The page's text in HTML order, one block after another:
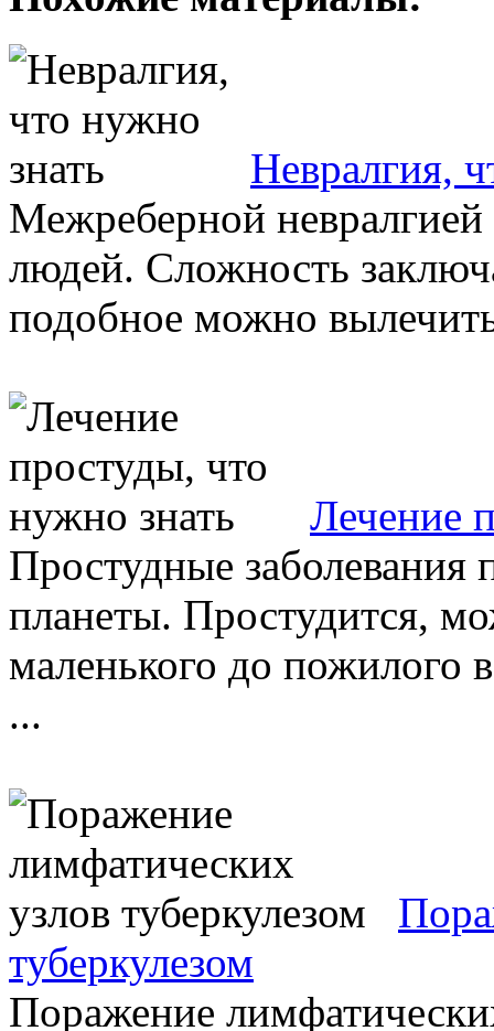
Невралгия,
Межреберной невралгией
людей. Сложность
подобное можно
Лечение
Простудные заболевания
планеты. Простудится,
маленького до пожилого
...
туберкулезом
Поражение